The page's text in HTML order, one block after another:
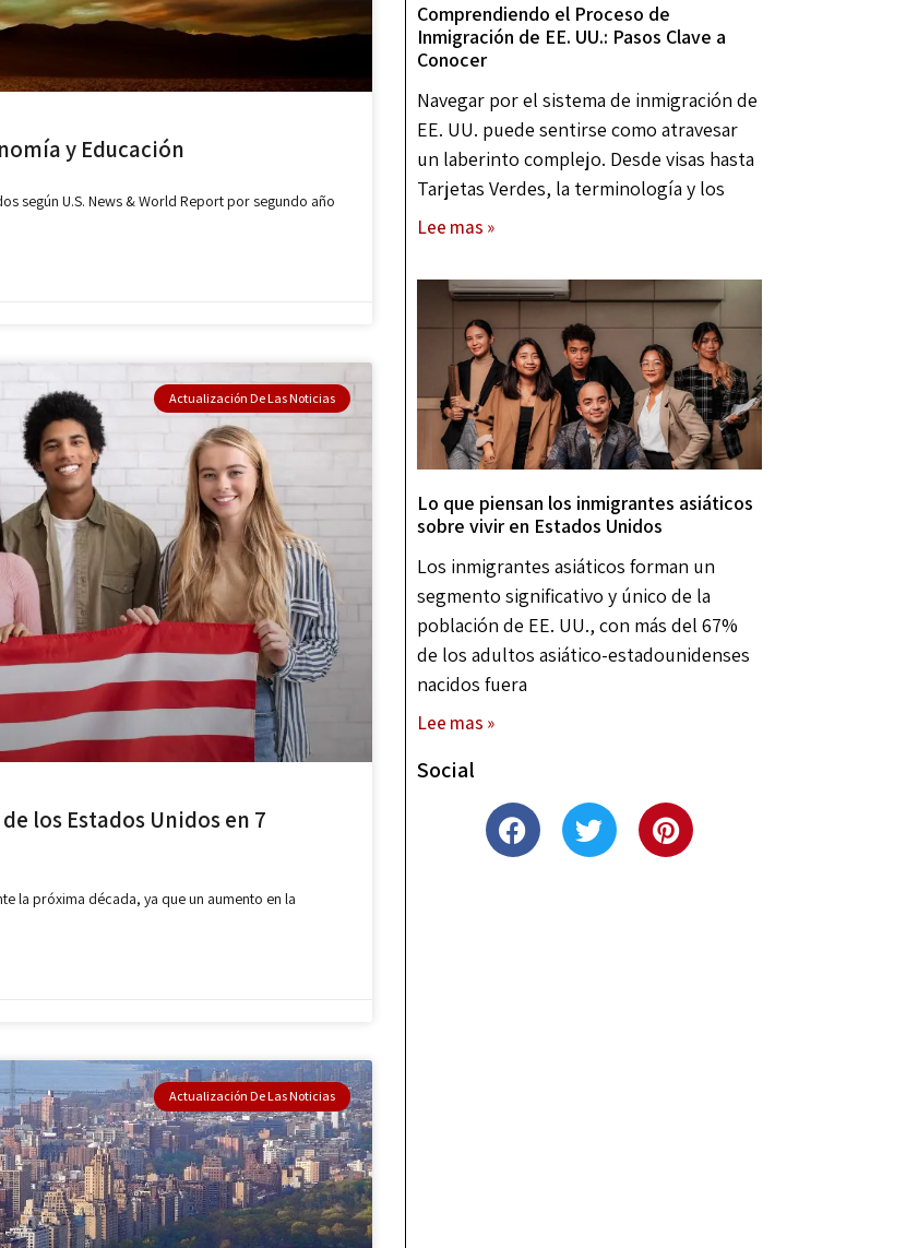
y Educación
según U.S. News & World Report por segundo año
Actualización De Las Noticias
los Estados Unidos en 7
la próxima década, ya que un aumento en la
Actualización De Las Noticias
Comprendiendo el Proceso de
Inmigración de EE. UU.: Pasos Clave a
Conocer
Navegar por el sistema de inmigración de
EE. UU. puede sentirse como atravesar
un laberinto complejo. Desde visas hasta
Tarjetas Verdes, la terminología y los
Lee mas »
Lo que piensan los inmigrantes asiáticos
sobre vivir en Estados Unidos
Los inmigrantes asiáticos forman un
segmento significativo y único de la
población de EE. UU., con más del 67%
de los adultos asiático-estadounidenses
nacidos fuera
Lee mas »
Social